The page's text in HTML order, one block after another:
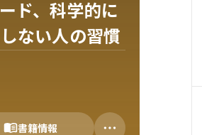
ド、科学的に
ない人の習慣
書籍情報